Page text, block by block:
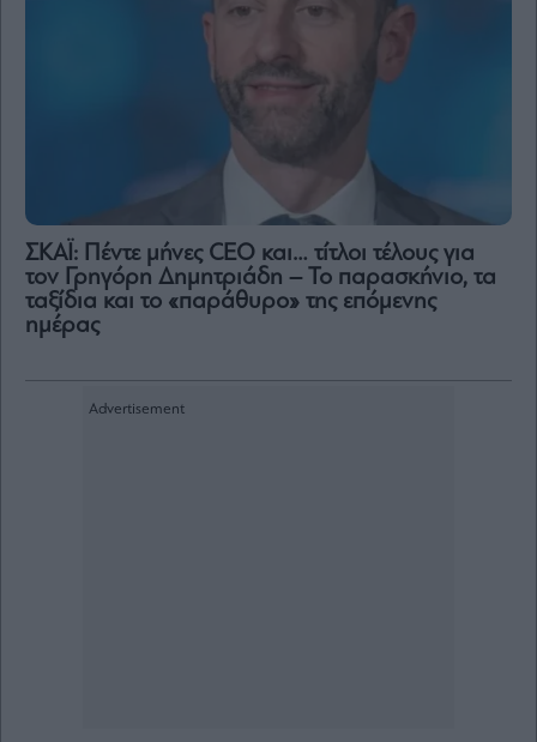
ΣΚΑΪ: Πέντε μήνες CEO και… τίτλοι τέλους για
τον Γρηγόρη Δημητριάδη – Το παρασκήνιο, τα
ταξίδια και το «παράθυρο» της επόμενης
ημέρας